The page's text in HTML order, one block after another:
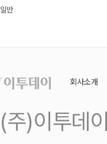
일반
회사소개
(주)이투데